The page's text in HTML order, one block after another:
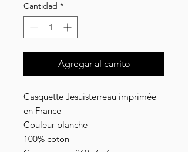
Cantidad *
Agregar al carrito
Casquette Jesuisterreau imprimée
en France
Couleur blanche
100% coton